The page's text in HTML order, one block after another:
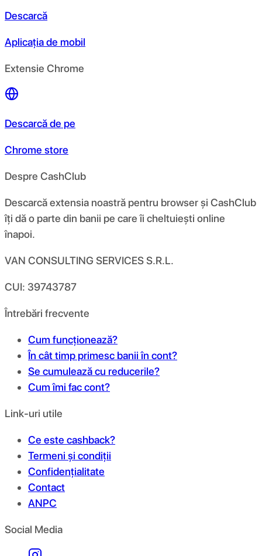
Descarcă
Aplicația de mobil
Extensie Chrome
Descarcă de pe
Chrome store
Despre CashClub
Descarcă extensia noastră pentru browser și CashClub
îți dă o parte din banii pe care îi cheltuiești online
înapoi.
VAN CONSULTING SERVICES S.R.L.
CUI: 39743787
Întrebări frecvente
Cum funcționează?
În cât timp primesc banii în cont?
Se cumulează cu reducerile?
Cum îmi fac cont?
Link-uri utile
Ce este cashback?
Termeni și condiții
Confidențialitate
Contact
ANPC
Social Media